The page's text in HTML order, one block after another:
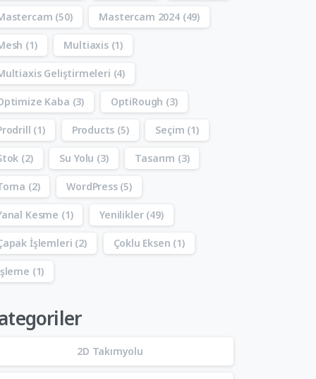
(50) Mastercam 2024(49)
(1) Multiaxis(1)
Geliştirmeleri (4)
Kaba (3) OptiRough (3)
(1) Products (5) Seçim (1)
(2) Su Yolu (3) Tasarım (3)
(2) WordPress(5)
Kesme (1) Yenilikler(49)
İşlemleri (2) Çoklu Eksen (1)
(1)
2D Takımyolu